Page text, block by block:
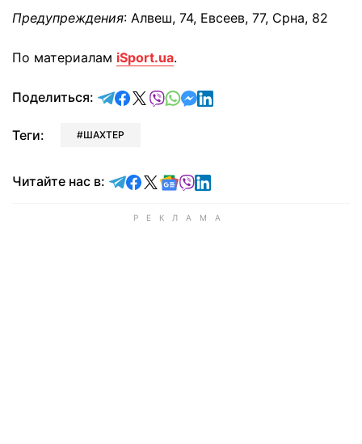
Предупреждения: Алвеш, 74, Евсеев, 77, Срна, 82
По материалам iSport.ua.
Поделиться: отправить в Telegram
поделиться в Facebook
поделиться в X
отправить в Viber
отправить в Whatsapp
отправить в Messenger
отправить в LinkedIn
Теги: ШАХТЕР
Читайте нас в: Читайте в Telegram
Читайте в Facebook
Читайте в X
Читайте в Google news
Читайте в Viber
Читайте в LinkedIn